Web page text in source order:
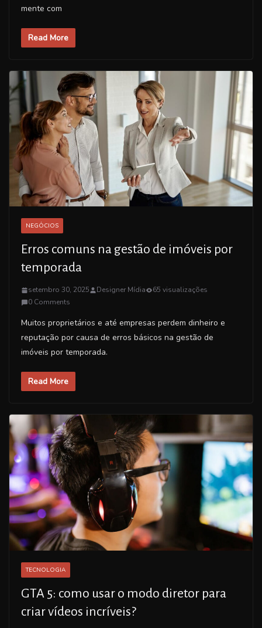
mente com
Read More
NEGÓCIOS
Erros comuns na gestão de imóveis por
temporada
setembro 30, 2025 Designer Mídia
65 visualizações
0 Comments
Muitos proprietários e até empresas perdem dinheiro e
reputação por causa de erros básicos na gestão de
imóveis por temporada.
Read More
TECNOLOGIA
GTA 5: como usar o modo diretor para
criar vídeos incríveis?